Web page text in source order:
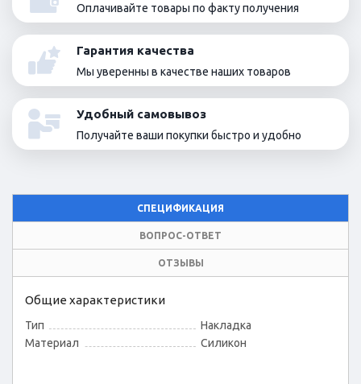
Оплачивайте товары по факту получения
Гарантия качества
Мы уверенны в качестве наших товаров
Удобный самовывоз
Получайте ваши покупки быстро и удобно
СПЕЦИФИКАЦИЯ
ВОПРОС-ОТВЕТ
ОТЗЫВЫ
Общие характеристики
Тип
Накладка
Материал
Силикон